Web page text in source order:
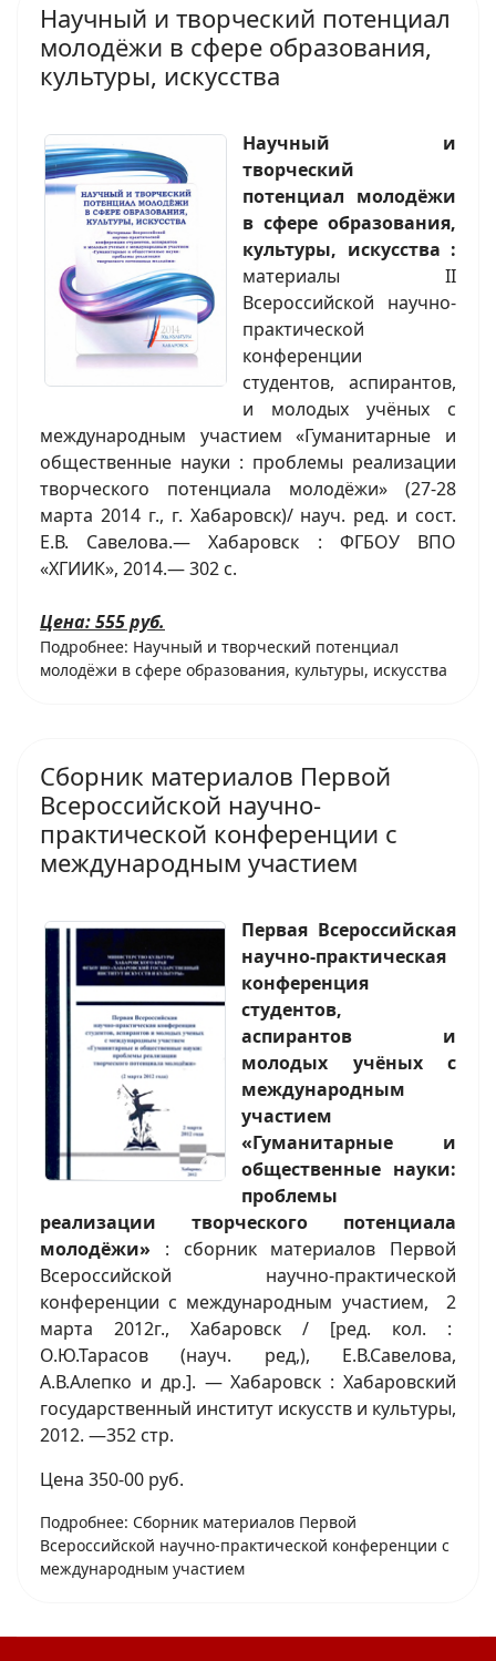
Научный и творческий потенциал
молодёжи в сфере образования,
культуры, искусства
Научный и
творческий
потенциал молодёжи
в сфере образования,
культуры, искусства :
материалы II
Всероссийской научно-
практической
конференции
студентов, аспирантов,
и молодых учёных с
международным участием «Гуманитарные и
общественные науки : проблемы реализации
творческого потенциала молодёжи» (27-28
марта 2014 г., г. Хабаровск)/ науч. ред. и сост.
Е.В. Савелова.— Хабаровск : ФГБОУ ВПО
«ХГИИК», 2014.— 302 с.
Цена: 555 руб.
Подробнее: Научный и творческий потенциал
молодёжи в сфере образования, культуры, искусства
Сборник материалов Первой
Всероссийской научно-
практической конференции с
международным участием
Первая Всероссийская
научно-практическая
конференция
студентов,
аспирантов и
молодых учёных с
международным
участием
«Гуманитарные и
общественные науки:
проблемы
реализации творческого потенциала
молодёжи» : сборник материалов Первой
Всероссийской научно-практической
конференции с международным участием, 2
марта 2012г., Хабаровск / [ред. кол. :
О.Ю.Тарасов (науч. ред,), Е.В.Савелова,
А.В.Алепко и др.]. — Хабаровск : Хабаровский
государственный институт искусств и культуры,
2012. —352 стр.
Цена 350-00 руб.
Подробнее: Сборник материалов Первой
Всероссийской научно-практической конференции с
международным участием